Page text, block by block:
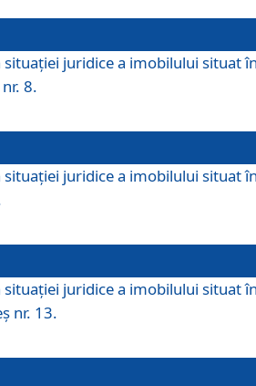
situației juridice a imobilului situat
8.
situației juridice a imobilului situat
situației juridice a imobilului situat
nr. 13.